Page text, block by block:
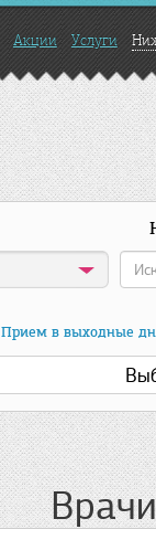
Акции Услуги
Прием в выходные